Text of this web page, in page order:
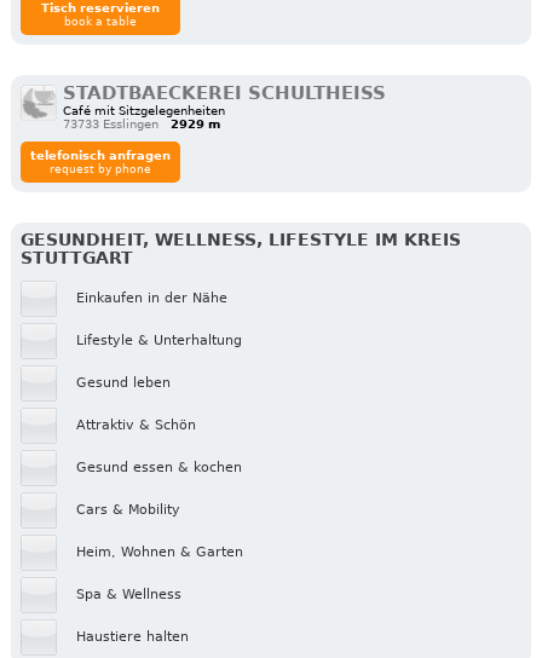
Tisch reservieren
book a table
STADTBAECKEREI SCHULTHEISS
Café mit Sitzgelegenheiten
73733 Esslingen
2929 m
telefonisch anfragen
request by phone
GESUNDHEIT, WELLNESS, LIFESTYLE IM KREIS
STUTTGART
Einkaufen in der Nähe
Lifestyle & Unterhaltung
Gesund leben
Attraktiv & Schön
Gesund essen & kochen
Cars & Mobility
Heim, Wohnen & Garten
Spa & Wellness
Haustiere halten